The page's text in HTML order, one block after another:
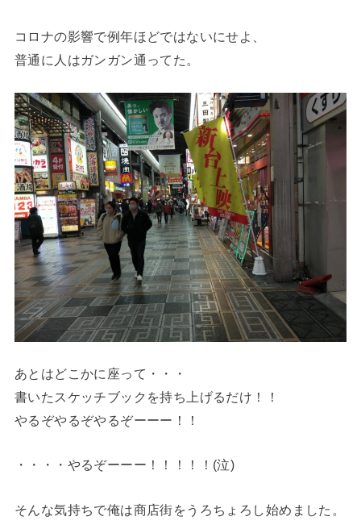
コロナの影響で例年ほどではないにせよ、
普通に人はガンガン通ってた。
あとはどこかに座って・・・
書いたスケッチブックを持ち上げるだけ！！
やるぞやるぞやるぞーーー！！
・・・・やるぞーーー！！！！！(泣)
そんな気持ちで俺は商店街をうろちょろし始めました。